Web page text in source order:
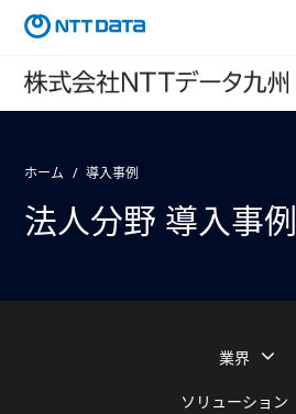
ホーム 導入事例
法人分野 導入事例
業界
ソリューション